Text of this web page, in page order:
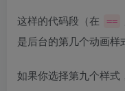
这样的代码段（在 ==
是后台的第几个动画样
如果你选择第九个样式